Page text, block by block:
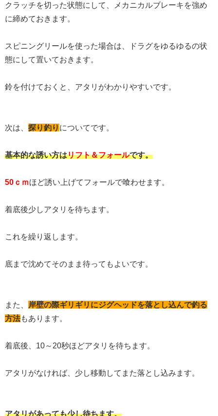
クラッチを切った状態にして、メカニカルブレーキを強め
に締めておきます。
スピニングリールを使った場合は、ドラグをゆるゆるの状
態にして置いておきます。
鈴を付けておくと、アタリがわかりやすいです。
次は、 探り釣り についてです。
基本的な誘い方はリフト＆フォールです。
50ｃｍほど誘い上げてフォールで喰わせます。
着底後少しアタリを待ちます。
これを繰り返します。
底まで沈めてそのまま待ってもよいです。
また、
岸壁の際ギリギリにジグヘッドを落とし込んで釣る
方法もあります。
着底後、10～20秒ほどアタリを待ちます。
アタリがなければ、少し移動してまた落とし込みます。
アタリがあっても少し待ちます。